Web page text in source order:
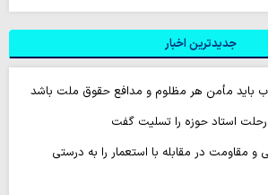
جدیدترین اخبار
باید مأمن هر مظلوم و مدافع حقوق ملت باشد
رحلت استاد حوزه را تسلیت گفت
و مقاومت در مقابله با استعمار را به درستی